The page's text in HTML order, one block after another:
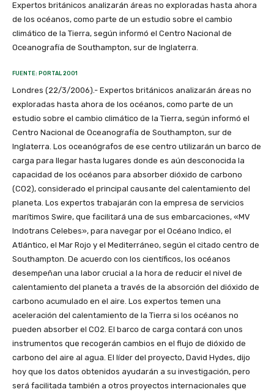
Expertos británicos analizarán áreas no exploradas hasta ahora
de los océanos, como parte de un estudio sobre el cambio
climático de la Tierra, según informó el Centro Nacional de
Oceanografía de Southampton, sur de Inglaterra.
FUENTE: PORTAL 2001
Londres (22/3/2006).- Expertos británicos analizarán áreas no
exploradas hasta ahora de los océanos, como parte de un
estudio sobre el cambio climático de la Tierra, según informó el
Centro Nacional de Oceanografía de Southampton, sur de
Inglaterra. Los oceanógrafos de ese centro utilizarán un barco de
carga para llegar hasta lugares donde es aún desconocida la
capacidad de los océanos para absorber dióxido de carbono
(CO2), considerado el principal causante del calentamiento del
planeta. Los expertos trabajarán con la empresa de servicios
marítimos Swire, que facilitará una de sus embarcaciones, «MV
Indotrans Celebes», para navegar por el Océano Indico, el
Atlántico, el Mar Rojo y el Mediterráneo, según el citado centro de
Southampton. De acuerdo con los científicos, los océanos
desempeñan una labor crucial a la hora de reducir el nivel de
calentamiento del planeta a través de la absorción del dióxido de
carbono acumulado en el aire. Los expertos temen una
aceleración del calentamiento de la Tierra si los océanos no
pueden absorber el CO2. El barco de carga contará con unos
instrumentos que recogerán cambios en el flujo de dióxido de
carbono del aire al agua. El líder del proyecto, David Hydes, dijo
hoy que los datos obtenidos ayudarán a su investigación, pero
será facilitada también a otros proyectos internacionales que